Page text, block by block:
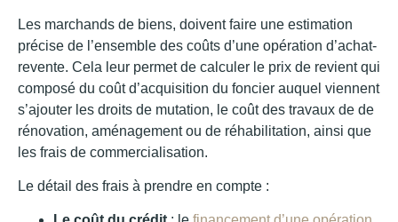
Les marchands de biens, doivent faire une estimation
précise de l’ensemble des coûts d’une opération d’achat-
revente. Cela leur permet de calculer le prix de revient qui
composé du coût d’acquisition du foncier auquel viennent
s’ajouter les droits de mutation, le coût des travaux de de
rénovation, aménagement ou de réhabilitation, ainsi que
les frais de commercialisation.
Le détail des frais à prendre en compte :